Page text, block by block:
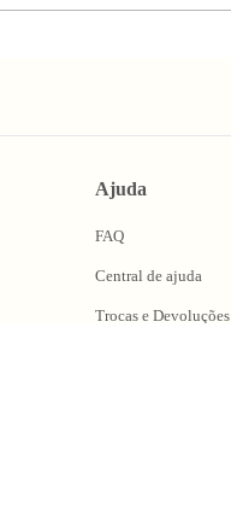
Ajuda
FAQ
Central de ajuda
Trocas e Devoluções